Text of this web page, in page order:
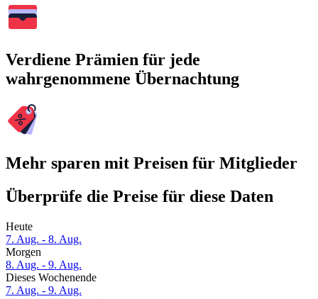
Verdiene Prämien für jede
wahrgenommene Übernachtung
Mehr sparen mit Preisen für Mitglieder
Überprüfe die Preise für diese Daten
Heute
7. Aug. - 8. Aug.
Morgen
8. Aug. - 9. Aug.
Dieses Wochenende
7. Aug. - 9. Aug.